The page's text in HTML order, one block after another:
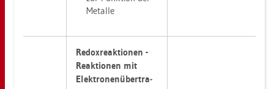
Me­tal­le
Re­dox­re­ak­tio­nen -
Re­ak­tio­nen mit
Elek­tro­nen­über­tra­